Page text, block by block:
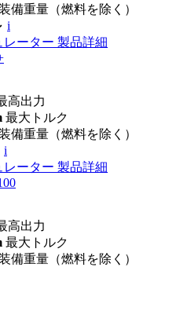
備重量（燃料を除く）
i
レーター 製品詳細
高出力
最大トルク
備重量（燃料を除く）
i
レーター 製品詳細
高出力
最大トルク
備重量（燃料を除く）